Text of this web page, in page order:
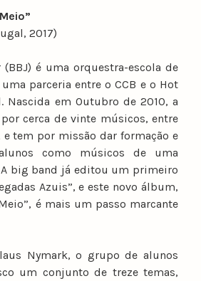
2017)
é uma orquestra-escola de
parceria entre o CCB e o Hot
Nascida em Outubro de 2010, a
cerca de vinte músicos, entre
e tem por missão dar formação e
como músicos de uma
big band já editou um primeiro
Azuis”, e este novo álbum,
é mais um passo marcante
Nymark, o grupo de alunos
um conjunto de treze temas,